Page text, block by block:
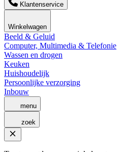
Klantenservice
Winkelwagen
Beeld & Geluid
Computer, Multimedia & Telefonie
Wassen en drogen
Keuken
Huishoudelijk
Persoonlijke verzorging
Inbouw
menu
zoek